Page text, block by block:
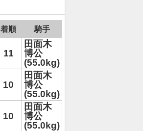
着順 騎手
11
田面木
博公
(55.0kg)
10
田面木
博公
(55.0kg)
10
田面木
博公
(55.0kg)